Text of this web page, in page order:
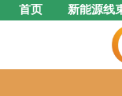
首页 新能源线